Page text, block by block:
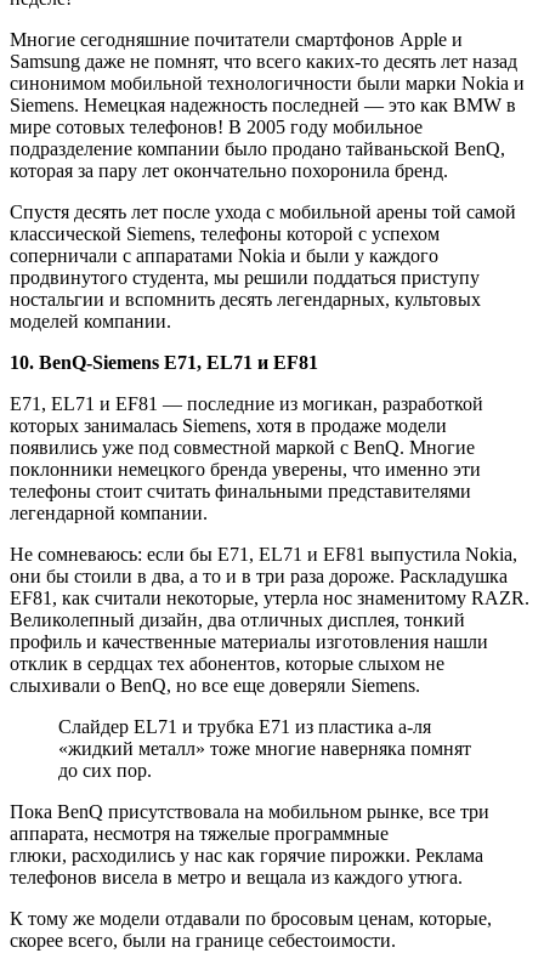
Многие сегодняшние почитатели смартфонов Apple и
Samsung даже не помнят, что всего каких-то десять лет назад
синонимом мобильной технологичности были марки Nokia и
Siemens. Немецкая надежность последней — это как BMW в
мире сотовых телефонов! В 2005 году мобильное
подразделение компании было продано тайваньской BenQ,
которая за пару лет окончательно похоронила бренд.
Спустя десять лет после ухода с мобильной арены той самой
классической Siemens, телефоны которой с успехом
соперничали с аппаратами Nokia и были у каждого
продвинутого студента, мы решили поддаться приступу
ностальгии и вспомнить десять легендарных, культовых
моделей компании.
10. BenQ-Siemens E71, EL71 и EF81
E71, EL71 и EF81 — последние из могикан, разработкой
которых занималась Siemens, хотя в продаже модели
появились уже под совместной маркой с BenQ. Многие
поклонники немецкого бренда уверены, что именно эти
телефоны стоит считать финальными представителями
легендарной компании.
Не сомневаюсь: если бы E71, EL71 и EF81 выпустила Nokia,
они бы стоили в два, а то и в три раза дороже. Раскладушка
EF81, как считали некоторые, утерла нос знаменитому RAZR.
Великолепный дизайн, два отличных дисплея, тонкий
профиль и качественные материалы изготовления нашли
отклик в сердцах тех абонентов, которые слыхом не
слыхивали о BenQ, но все еще доверяли Siemens.
Слайдер EL71 и трубка E71 из пластика а-ля
«жидкий металл» тоже многие наверняка помнят
до сих пор.
Пока BenQ присутствовала на мобильном рынке, все три
аппарата, несмотря на тяжелые программные
глюки, расходились у нас как горячие пирожки. Реклама
телефонов висела в метро и вещала из каждого утюга.
К тому же модели отдавали по бросовым ценам, которые,
скорее всего, были на границе себестоимости.